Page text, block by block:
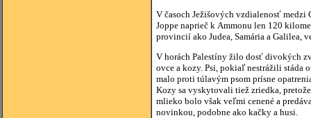
V časoch Ježišových vzdialenosť medzi
Joppe naprieč k Ammonu len 120
provincií ako Judea, Samária a Galilea,
V horách Palestíny žilo dosť divokých
ovce a kozy. Psi, pokiaľ nestrážili stáda
malo proti túlavým psom prísne
Kozy sa vyskytovali tiež zriedka,
mlieko bolo však veľmi cenené a
novinkou, podobne ako kačky a husi.